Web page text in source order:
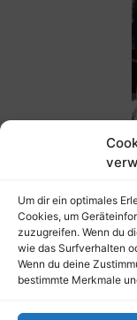
Um dir ein optimales
Cookies, um
zuzugreifen. Wenn du
wie das Surfverhalten
Wenn du deine
bestimmte Merkmale